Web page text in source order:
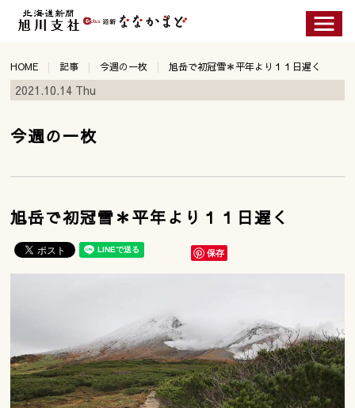
HOME 記事 今週の一枚 旭岳で初冠雪＊平年より１１日遅く
2021.10.14 Thu
今週の一枚
旭岳で初冠雪＊平年より１１日遅く
保存